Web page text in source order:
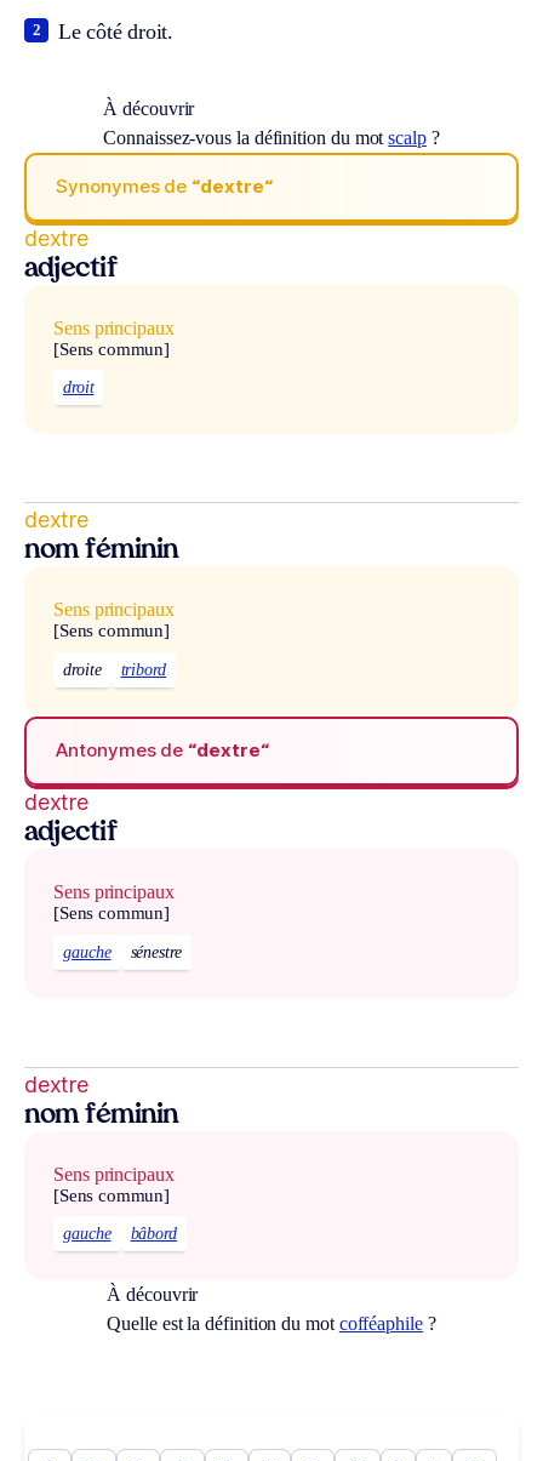
Le côté droit.
2
À découvrir
Connaissez-vous la définition du motscalp?
Synonymes de “dextre“
dextre
adjectif
Sens principaux
[Sens commun]
droit
dextre
nom féminin
Sens principaux
[Sens commun]
droite tribord
Antonymes de “dextre“
dextre
adjectif
Sens principaux
[Sens commun]
gauche sénestre
dextre
nom féminin
Sens principaux
[Sens commun]
gauche bâbord
À découvrir
Quelle est la définition du mot cofféaphile?